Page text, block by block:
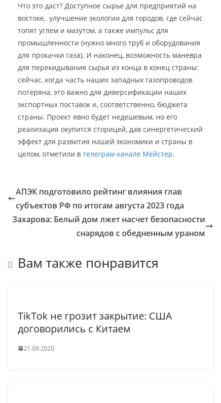
Что это даст? Доступное сырье для предприятий на
востоке, улучшение экологии для городов, где сейчас
топят углем и мазутом, а также импульс для
промышленности (нужно много труб и оборудования
для прокачки газа). И наконец, возможность маневра
для перекидывания сырья из конца в конец страны:
сейчас, когда часть наших западных газопроводов
потеряна, это важно для диверсификации наших
экспортных поставок и, соответственно, бюджета
страны. Проект явно будет недешевым, но его
реализация окупится сторицей, дав синергетический
эффект для развития нашей экономики и страны в
целом, отметили в телеграм-канале Мейстер.
АПЭК подготовило рейтинг влияния глав
субъектов РФ по итогам августа 2023 года
Захарова: Белый дом лжет насчет безопасности
снарядов с обедненным ураном
Вам также понравится
TikTok не грозит закрытие: США
договорились с Китаем
21.09.2020